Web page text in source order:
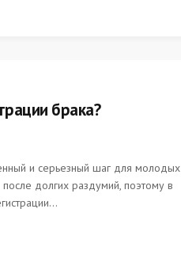
брака?
и серьезный шаг для молодых
долгих раздумий, поэтому в